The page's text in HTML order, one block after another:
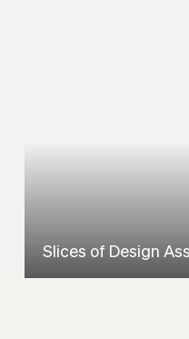
Slices of Design